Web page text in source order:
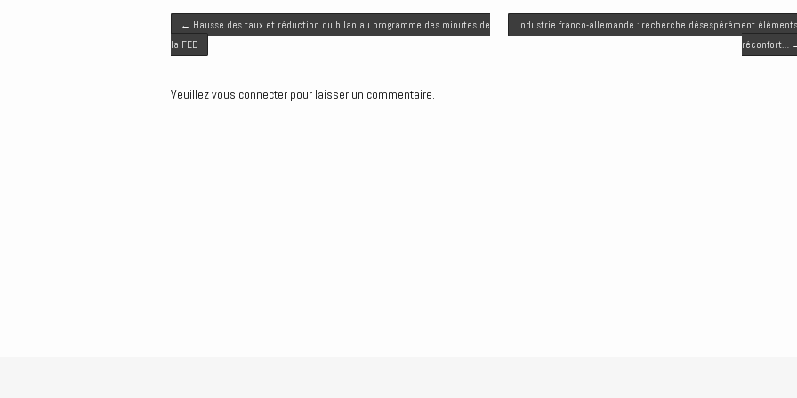
Post navigation
← Hausse des taux et réduction du bilan au programme des minutes de
la FED
Industrie franco-allemande : recherche désespérément
réconfort…
Veuillez vous connecter pour laisser un commentaire.